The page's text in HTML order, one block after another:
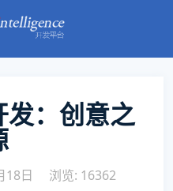
发：创意之
18日 浏览: 16362